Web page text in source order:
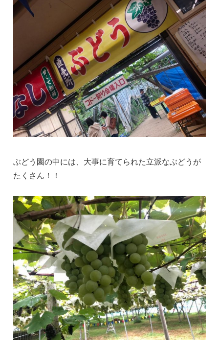
ぶどう園の中には、大事に育てられた立派なぶどうが
たくさん！！